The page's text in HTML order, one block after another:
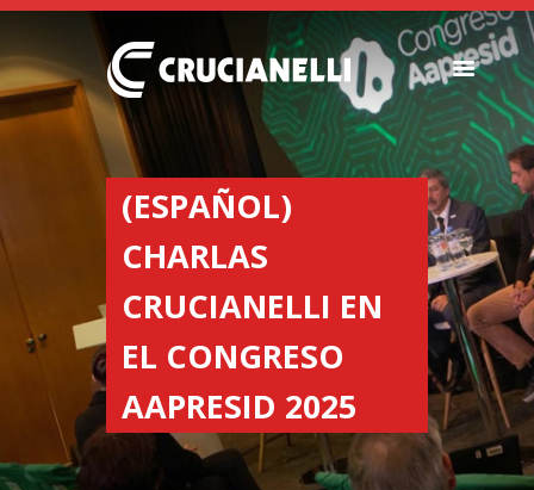
(ESPAÑOL)
CHARLAS
CRUCIANELLI EN
EL CONGRESO
AAPRESID 2025
SEMEADORES
ESPALHADORES DE
FERTILIZANTES
INSTITUCIONAL
CONCESIONARIOS
NOVEDADES
NOSSA EMPRESA
CONTACTO